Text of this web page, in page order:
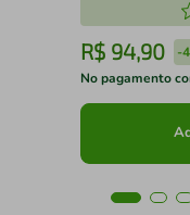
R$ 94,90 -
No pagamento